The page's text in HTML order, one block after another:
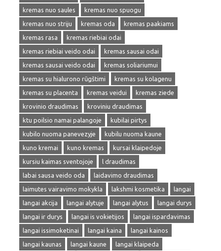
kremas nuo saules
kremas nuo spuogu
kremas nuo striju
kremas oda
kremas paakiams
kremas rasa
kremas riebiai odai
kremas riebiai veido odai
kremas sausai odai
kremas sausai veido odai
kremas soliariumui
kremas su hialurono rūgštimi
kremas su kolagenu
kremas su placenta
kremas veidui
kremas ziede
krovinio draudimas
kroviniu draudimas
ktu poilsio namai palangoje
kubilai pirtys
kubilo nuoma panevezyje
kubilu nuoma kaune
kuno kremai
kuno kremas
kursai klaipedoje
kursiu kaimas sventojoje
l draudimas
labai sausa veido oda
laidavimo draudimas
laimutes vairavimo mokykla
lakshmi kosmetika
langai
langai akcija
langai alytuje langai alytus
langai durys
langai ir durys
langai is vokietijos
langai ispardavimas
langai issimoketinai
langai kaina
langai kainos
langai kaunas
langai kaune
langai klaipeda